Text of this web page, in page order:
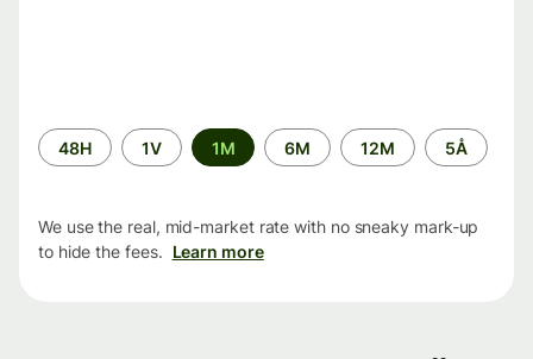
Time
period
48H 1V 1M 6M 12M 5Å
We use the real, mid-market rate with no sneaky mark-up
to hide the fees. Learn more